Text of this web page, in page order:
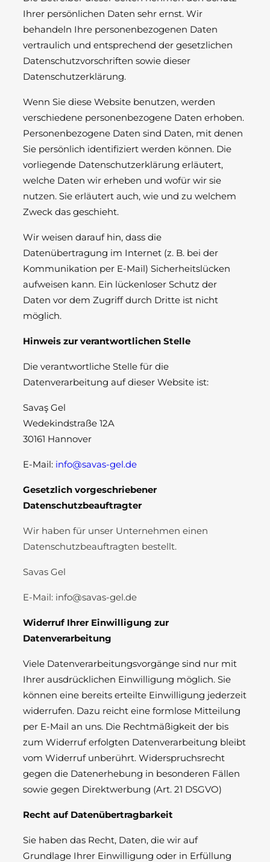
Ihrer persönlichen Daten sehr ernst. Wir
behandeln Ihre personenbezogenen Daten
vertraulich und entsprechend der gesetzlichen
Datenschutzvorschriften sowie dieser
Datenschutzerklärung.
Wenn Sie diese Website benutzen, werden
verschiedene personenbezogene Daten erhoben.
Personenbezogene Daten sind Daten, mit denen
Sie persönlich identifiziert werden können. Die
vorliegende Datenschutzerklärung erläutert,
welche Daten wir erheben und wofür wir sie
nutzen. Sie erläutert auch, wie und zu welchem
Zweck das geschieht.
Wir weisen darauf hin, dass die
Datenübertragung im Internet (z. B. bei der
Kommunikation per E-Mail) Sicherheitslücken
aufweisen kann. Ein lückenloser Schutz der
Daten vor dem Zugriff durch Dritte ist nicht
möglich.
Hinweis zur verantwortlichen Stelle
Die verantwortliche Stelle für die
Datenverarbeitung auf dieser Website ist:
Savaş Gel
Wedekindstraße 12A
30161 Hannover
E-Mail: info@savas-gel.de
Gesetzlich vorgeschriebener
Datenschutzbeauftragter
Wir haben für unser Unternehmen einen
Datenschutzbeauftragten bestellt.
Savas Gel
E-Mail: info@savas-gel.de
Widerruf Ihrer Einwilligung zur
Datenverarbeitung
Viele Datenverarbeitungsvorgänge sind nur mit
Ihrer ausdrücklichen Einwilligung möglich. Sie
können eine bereits erteilte Einwilligung jederzeit
widerrufen. Dazu reicht eine formlose Mitteilung
per E-Mail an uns. Die Rechtmäßigkeit der bis
zum Widerruf erfolgten Datenverarbeitung bleibt
vom Widerruf unberührt. Widerspruchsrecht
gegen die Datenerhebung in besonderen Fällen
sowie gegen Direktwerbung (Art. 21 DSGVO)
Recht auf Datenübertragbarkeit
Sie haben das Recht, Daten, die wir auf
Grundlage Ihrer Einwilligung oder in Erfüllung